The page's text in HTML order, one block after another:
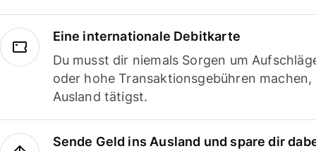
Eine internationale Debitkarte
Du musst dir niemals Sorgen um
oder hohe Transaktionsgebühren
Ausland tätigst.
Sende Geld ins Ausland und spare dir